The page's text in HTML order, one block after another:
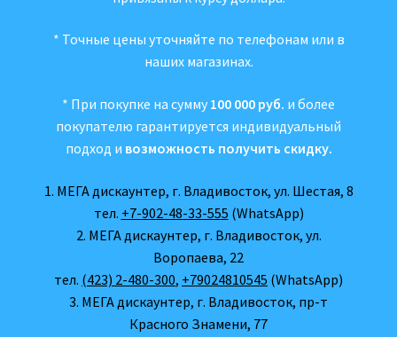
* Точные цены уточняйте по телефонам или в
наших магазинах.
* При покупке на сумму 100 000 руб. и более
покупателю гарантируется индивидуальный
подход и возможность получить скидку.
1. МЕГА дискаунтер, г. Владивосток, ул. Шестая, 8
тел. +7-902-48-33-555 (WhatsApp)
2. МЕГА дискаунтер, г. Владивосток, ул.
Воропаева, 22
тел. (423) 2-480-300, +79024810545 (WhatsApp)
3. МЕГА дискаунтер, г. Владивосток, пр-т
Красного Знамени, 77